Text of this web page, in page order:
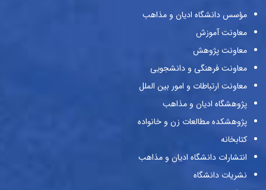
مؤسس دانشگاه ادیان و مذاهب
معاونت آموزش
معاونت پژوهش
معاونت فرهنگی و دانشجویی
معاونت ارتباطات و امور بین الملل
پژوهشگاه ادیان و مذاهب
پژوهشکده مطالعات زن و خانواده
کتابخانه
انتشارات دانشگاه ادیان و مذاهب
نشریات دانشگاه